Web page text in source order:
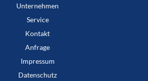
Unternehmen
Service
Kontakt
Anfrage
Impressum
Datenschutz